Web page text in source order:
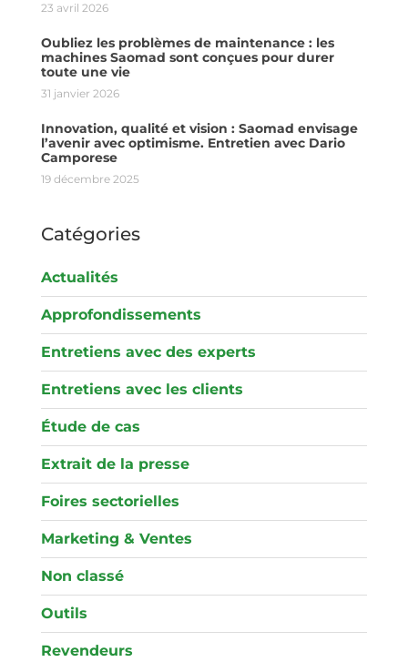
23 avril 2026
Oubliez les problèmes de maintenance : les
machines Saomad sont conçues pour durer
toute une vie
31 janvier 2026
Innovation, qualité et vision : Saomad envisage
l’avenir avec optimisme. Entretien avec Dario
Camporese
19 décembre 2025
Catégories
Actualités
Approfondissements
Entretiens avec des experts
Entretiens avec les clients
Étude de cas
Extrait de la presse
Foires sectorielles
Marketing & Ventes
Non classé
Outils
Revendeurs